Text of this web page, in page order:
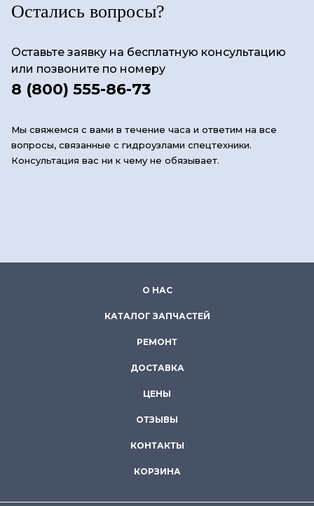
Остались вопросы?
Оставьте заявку на бесплатную консультацию
или позвоните по номеру
8 (800) 555-86-73
Мы свяжемся с вами в течение часа и ответим на все
вопросы, связанные с гидроузлами спецтехники.
Консультация вас ни к чему не обязывает.
О НАС
КАТАЛОГ ЗАПЧАСТЕЙ
РЕМОНТ
ДОСТАВКА
ЦЕНЫ
ОТЗЫВЫ
КОНТАКТЫ
КОРЗИНА